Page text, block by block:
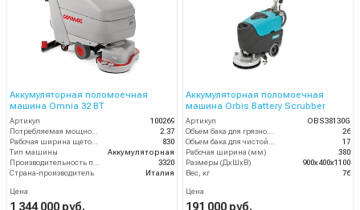
Аккумуляторная поломоечная
машина Omnia 32 BT
Артикул
100269
2.37
830
Тип машины
Аккумуляторная
3320
Страна-производитель
Италия
Цена
1 344 000 руб.
Аккумуляторная поломоечная
машина Orbis Battery Scrubber
Артикул
OBS38130G
26
17
Рабочая ширина (мм)
380
Размеры (ДхШхВ)
900х400х1100
Вес, кг
76
Цена
191 000 руб.